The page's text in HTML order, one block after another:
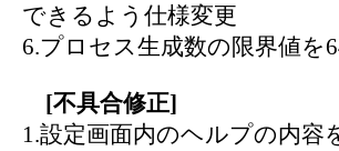
できるよう仕様変更
6.プロセス生成数の限界値を
[不具合修正]
1.設定画面内のヘルプの内容